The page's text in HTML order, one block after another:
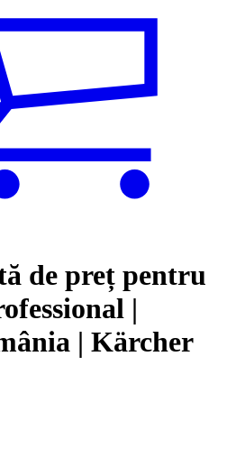
de preț pentru
|
| Kärcher